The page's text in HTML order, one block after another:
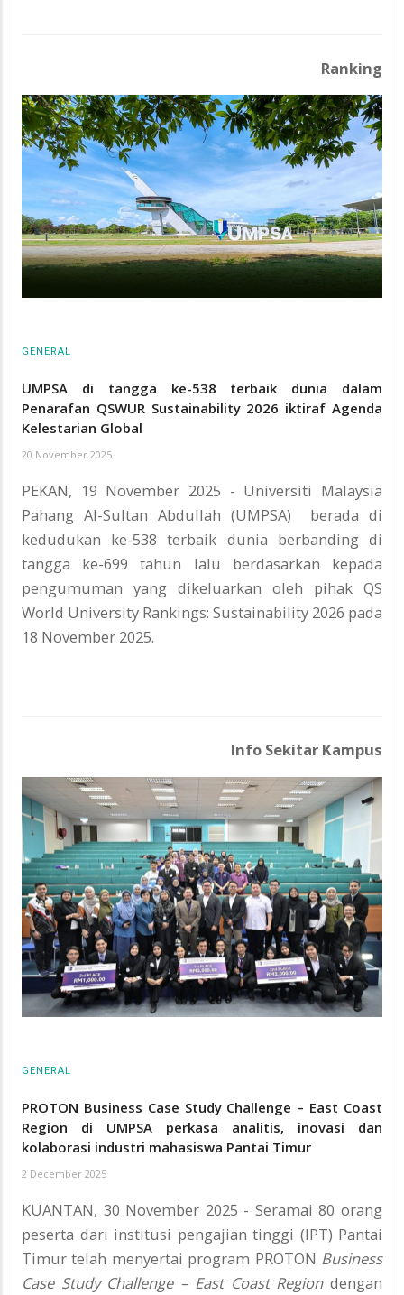
Ranking
GENERAL
UMPSA di tangga ke-538 terbaik dunia dalam
Penarafan QSWUR Sustainability 2026 iktiraf Agenda
Kelestarian Global
20 November 2025
PEKAN, 19 November 2025 - Universiti Malaysia
Pahang Al-Sultan Abdullah (UMPSA) berada di
kedudukan ke-538 terbaik dunia berbanding di
tangga ke-699 tahun lalu berdasarkan kepada
pengumuman yang dikeluarkan oleh pihak QS
World University Rankings: Sustainability 2026 pada
18 November 2025.
Info Sekitar Kampus
GENERAL
PROTON Business Case Study Challenge – East Coast
Region di UMPSA perkasa analitis, inovasi dan
kolaborasi industri mahasiswa Pantai Timur
2 December 2025
KUANTAN, 30 November 2025 - Seramai 80 orang
peserta dari institusi pengajian tinggi (IPT) Pantai
Timur telah menyertai program PROTON Business
Case Study Challenge – East Coast Regiondengan